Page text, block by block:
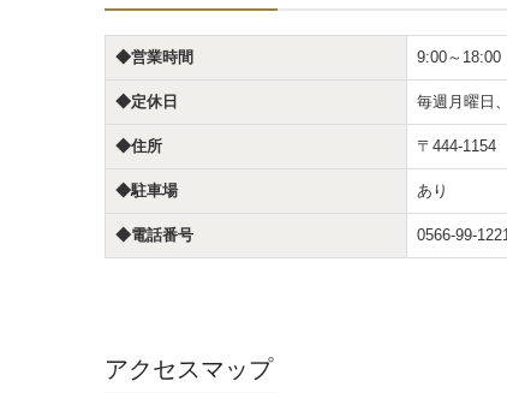
◆営業時間 9:00～18:00
◆定休日 毎週月曜日
◆住所 〒444-1154
◆駐車場 あり
◆電話番号 0566-99-
アクセスマップ